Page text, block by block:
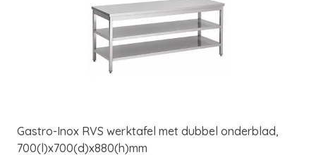
Gastro-Inox RVS werktafel met dubbel onderblad,
700(l)x700(d)x880(h)mm